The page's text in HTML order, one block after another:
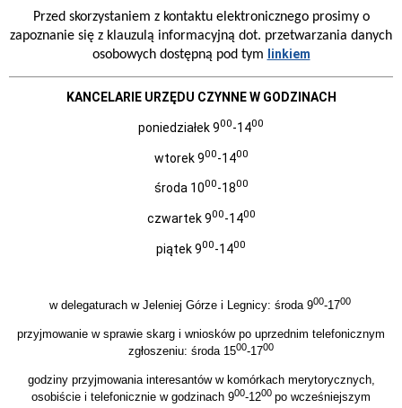
Zamówienia
publiczne
i
Zamówienia
Zadbany
Komunikaty
Rejestry
Archiwum
Przed skorzystaniem z kontaktu elektronicznego prosimy o
zapoznanie się z klauzulą informacyjną dot. przetwarzania danych
osobowych dostępną pod tym
linkiem
KANCELARIE URZĘDU CZYNNE W GODZINACH
poniedziałek 900-1400
wtorek 900-1400
środa 1000-1800
czwartek 900-1400
piątek 900-1400
w delegaturach w Jeleniej Górze i Legnicy: środa 900-1700
przyjmowanie w sprawie skarg i wniosków po uprzednim telefonicznym
zgłoszeniu: środa 1500-1700
godziny przyjmowania interesantów w komórkach merytorycznych,
osobiście i telefonicznie w godzinach 900-1200 po wcześniejszym